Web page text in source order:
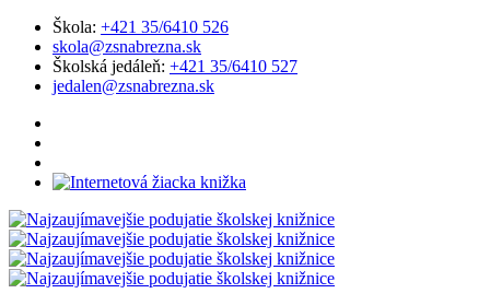
Škola: +421 35/6410 526
skola@zsnabrezna.sk
Školská jedáleň: +421 35/6410 527
jedalen@zsnabrezna.sk